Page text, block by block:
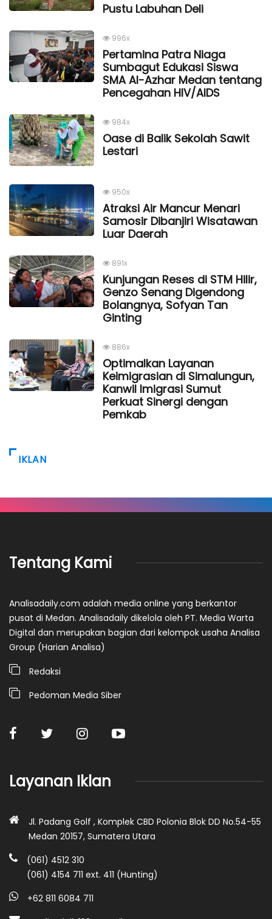
Pustu Labuhan Deli
996x
Pertamina Patra Niaga
Sumbagut Edukasi Siswa
SMA Al-Azhar Medan tentang
Pencegahan HIV/AIDS
984x
Oase di Balik Sekolah Sawit
Lestari
950x
Atraksi Air Mancur Menari
Samosir Dibanjiri Wisatawan
Luar Daerah
891x
Kunjungan Reses di STM Hilir,
Genzo Senang Digendong
Bolangnya, Sofyan Tan
Ginting
886x
Optimalkan Layanan
Keimigrasian di Simalungun,
Kanwil Imigrasi Sumut
Perkuat Sinergi dengan
Pemkab
IKLAN
Tentang Kami
Analisadaily.com adalah media online yang berkantor
pusat di Medan. Analisadaily dikelola oleh PT. Media Warta
Digital dan merupakan bagian dari kelompok usaha Analisa
Group (Harian Analisa)
Redaksi
Pedoman Media Siber
Layanan Iklan
Jl. Padang Golf , Komplek CBD Polonia Blok DD No.54-55
Medan 20157, Sumatera Utara
(061) 4512 310
(061) 4154 711 ext. 411 (Hunting)
+62 811 6084 711